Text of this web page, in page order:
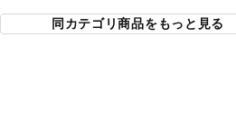
同カテゴリ商品をもっと見る